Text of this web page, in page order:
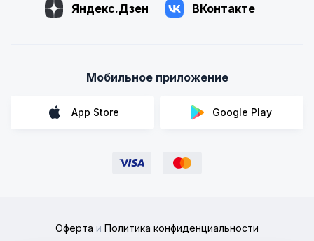
Яндекс.Дзен ВКонтакте
Мобильное приложение
App Store Google Play
Оферта и Политика конфиденциальности